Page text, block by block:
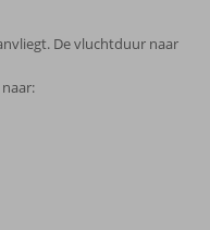
De vluchtduur naar